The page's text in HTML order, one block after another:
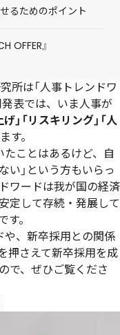
るためのポイント
OFFER』
所は「人事トレンドワ
表では、いま人事が
げ」「リスキリング」「人
す。
たことはあるけど、自
い」という方もいらっ
ワードは我が国の経済
定して存続・発展して
。
、新卒採用との関係
押さえて新卒採用を成
で、ぜひご覧くださ